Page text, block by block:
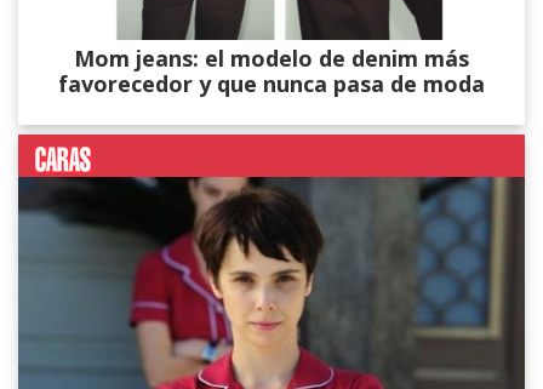
Mom jeans: el modelo de denim más
favorecedor y que nunca pasa de moda